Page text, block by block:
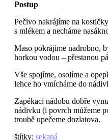
Postup
Pečivo nakrájíme na
s mlékem a necháme
Maso pokrájíme nadrobno,
horkou vodou – přestanou
Vše spojíme, osolíme a
lehce ho vmícháme do
Zapékací nádobu dobře
nádivku (i povrch můžeme
troubě upečeme dozlatova.
štítky: sekaná